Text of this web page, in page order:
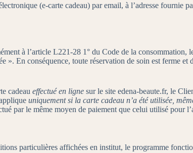
(e-carte cadeau) par email, à l’adresse fournie
à l’article L221-28 1° du Code de la consommation,
». En conséquence, toute réservation de soin est ferme
cadeau effectué en ligne sur le site edena-beaute.fr, le
uniquement si la carte cadeau n’a été utilisée,
par le même moyen de paiement que celui utilisé pour
particulières affichées en institut, le programme